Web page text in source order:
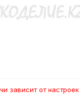
зависит от